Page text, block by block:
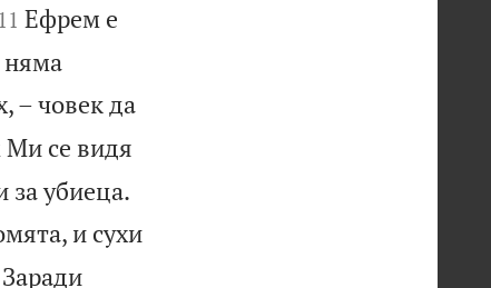

11 Ефрем е
няма
– човек да
се видя
за убиеца.
и сухи